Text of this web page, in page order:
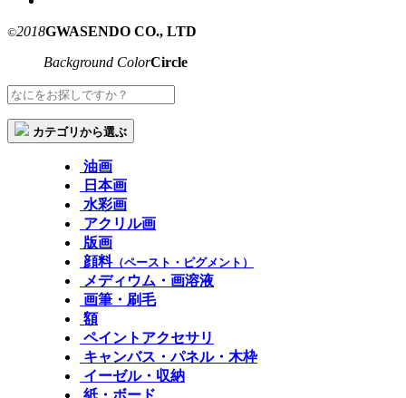
©2018GWASENDO CO., LTD
Background ColorCircle
カテゴリから選ぶ
油画
日本画
水彩画
アクリル画
版画
顔料（ペースト・ピグメント）
メディウム・画溶液
画筆・刷毛
額
ペイントアクセサリ
キャンバス・パネル・木枠
イーゼル・収納